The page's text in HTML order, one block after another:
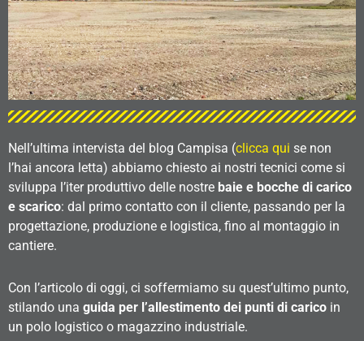
Nell’ultima intervista del blog Campisa (clicca qui se non
l’hai ancora letta) abbiamo chiesto ai nostri tecnici come si
sviluppa l’iter produttivo delle nostre baie e bocche di carico
e scarico: dal primo contatto con il cliente, passando per la
progettazione, produzione e logistica, fino al montaggio in
cantiere.
Con l’articolo di oggi, ci soffermiamo su quest’ultimo punto,
stilando una guida per l’allestimento dei punti di carico in
un polo logistico o magazzino industriale.